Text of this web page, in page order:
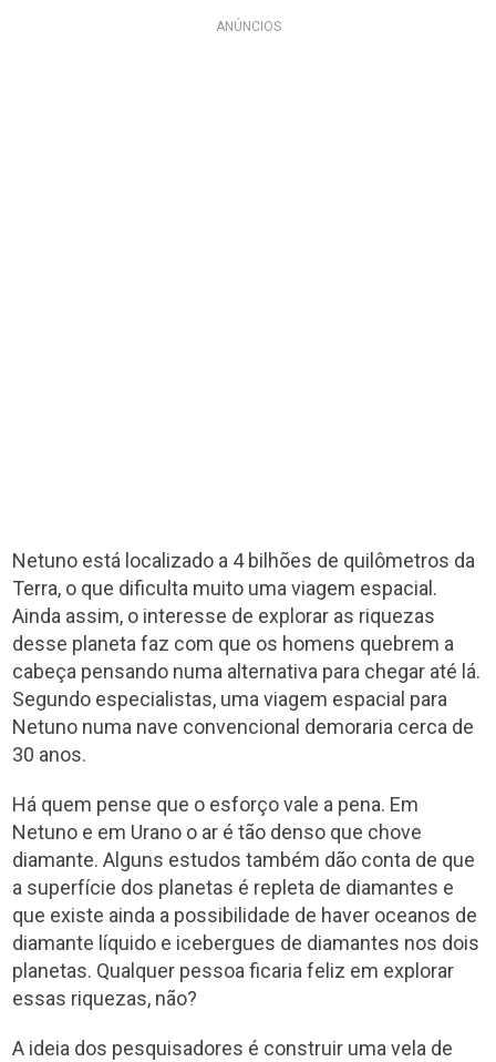
ANÚNCIOS
Netuno está localizado a 4 bilhões de quilômetros da
Terra, o que dificulta muito uma viagem espacial.
Ainda assim, o interesse de explorar as riquezas
desse planeta faz com que os homens quebrem a
cabeça pensando numa alternativa para chegar até lá.
Segundo especialistas, uma viagem espacial para
Netuno numa nave convencional demoraria cerca de
30 anos.
Há quem pense que o esforço vale a pena. Em
Netuno e em Urano o ar é tão denso que chove
diamante. Alguns estudos também dão conta de que
a superfície dos planetas é repleta de diamantes e
que existe ainda a possibilidade de haver oceanos de
diamante líquido e icebergues de diamantes nos dois
planetas. Qualquer pessoa ficaria feliz em explorar
essas riquezas, não?
A ideia dos pesquisadores é construir uma vela de